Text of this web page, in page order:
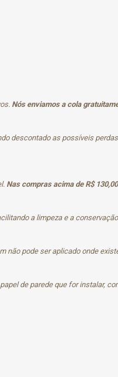
Nós enviamos a cola
descontado as possíveis
Nas compras acima de R$
a limpeza e a
não pode ser aplicado onde
de parede que for instalar,